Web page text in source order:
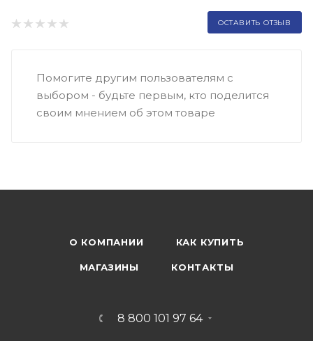
ОСТАВИТЬ ОТЗЫВ
Помогите другим пользователям с
выбором - будьте первым, кто поделится
своим мнением об этом товаре
О КОМПАНИИ КАК КУПИТЬ
МАГАЗИНЫ КОНТАКТЫ
8 800 101 97 64